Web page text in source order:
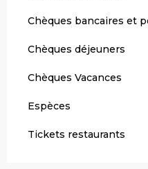
Chèques bancaires et
Chèques déjeuners
Chèques Vacances
Espèces
Tickets restaurants